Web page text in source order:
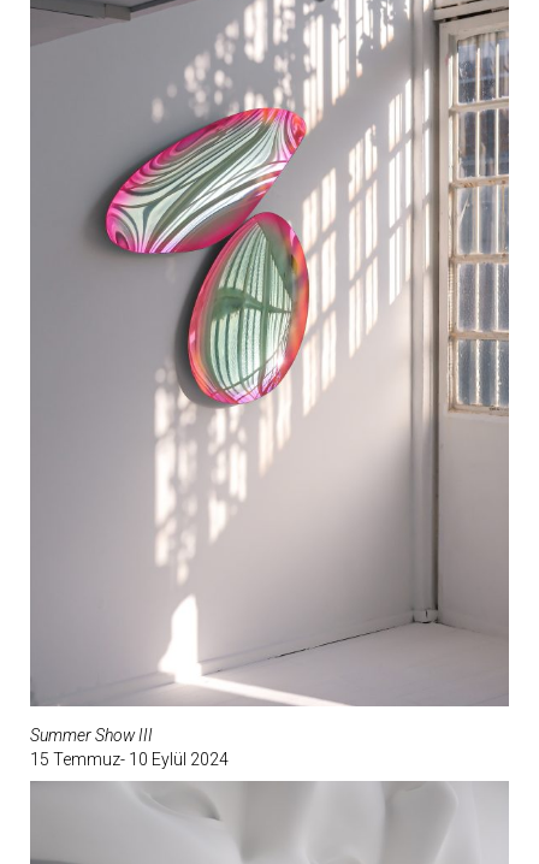
Summer Show III
15 Temmuz- 10 Eylül 2024